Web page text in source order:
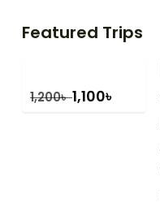
Featured Trips
1,200৳1,100৳